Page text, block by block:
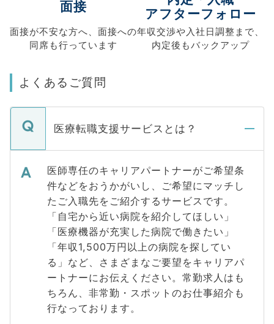
面接
面接が不安な方へ、 面接への
同席も行っています
アフターフォロー
年収交渉や 入社日調整まで、
内定後もバックアップ
よくあるご質問
医療転職支援サービスとは？
医師専任のキャリアパートナーがご希望条
件などをおうかがいし、ご希望にマッチし
たご入職先をご紹介するサービスです。
「自宅から近い病院を紹介してほしい」
「医療機器が充実した病院で働きたい」
「年収1,500万円以上の病院を探してい
る」など、さまざまなご要望をキャリアパ
ートナーにお伝えください。常勤求人はも
ちろん、非常勤・スポットのお仕事紹介も
行なっております。